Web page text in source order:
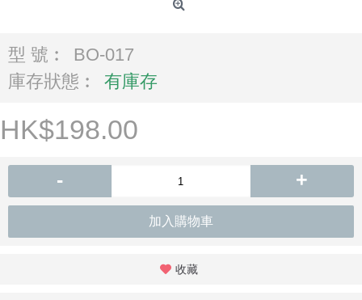
型 號︰
BO-017
庫存狀態︰
有庫存
HK$198.00
- +
加入購物車
收藏